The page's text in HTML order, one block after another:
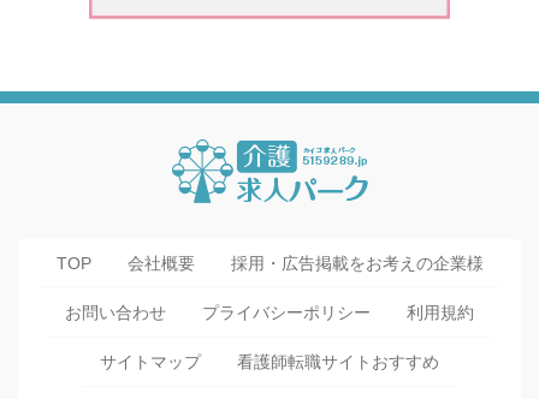
TOP 会社概要 採用・広告掲載をお考えの企業様
お問い合わせ プライバシーポリシー 利用規約
サイトマップ 看護師転職サイトおすすめ